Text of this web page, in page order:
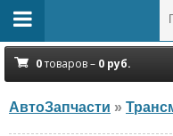
0товаров – 0 руб.
АвтоЗапчасти »